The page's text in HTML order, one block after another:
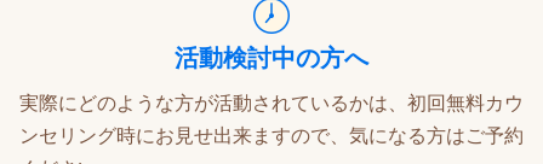
活動検討中の方へ
実際にどのような方が活動されているかは、初回無料カウ
ンセリング時にお見せ出来ますので、気になる方はご予約